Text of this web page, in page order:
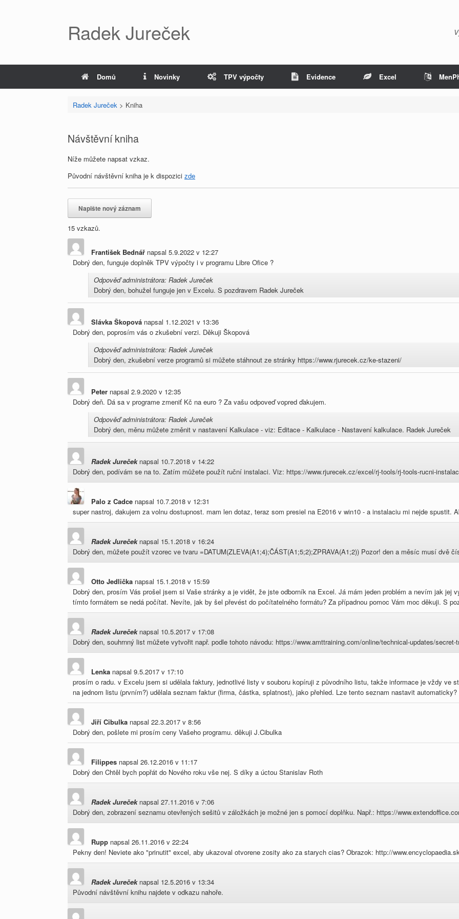
Radek Jureček
Domů Novinky TPV výpočty Evidence Excel
Radek Jureček > Kniha
Návštěvní kniha
Níže můžete napsat vzkaz.
Původní návštěvní kniha je k dispozici zde
15 vzkazů.
František Bednář napsal 5.9.2022 v 12:27
Dobrý den, funguje doplněk TPV výpočty i v programu Libre Ofice ?
Odpověď administrátora: Radek Jureček
Dobrý den, bohužel funguje jen v Excelu. S pozdravem Radek Jureček
Slávka Škopová napsal 1.12.2021 v 13:36
Dobrý den, poprosím vás o zkušební verzi. Děkuji Škopová
Odpověď administrátora: Radek Jureček
Dobrý den, zkušební verze programů si můžete stáhnout ze stránky https://www.rjurecek.cz/ke-stazeni/
Peter napsal 2.9.2020 v 12:35
Dobrý deň. Dá sa v programe zmeniť Kč na euro ? Za vašu odpoveď vopred ďakujem.
Odpověď administrátora: Radek Jureček
Dobrý den, měnu můžete změnit v nastavení Kalkulace - viz: Editace - Kalkulace - Nastavení kalkulace. Radek Jureček
Radek Jureček napsal 10.7.2018 v 14:22
Dobrý den, podívám se na to. Zatím můžete použít ruční instalaci. Viz: https://www.rjurecek.cz/excel/rj-tools/rj-tools-rucni-
Palo z Cadce napsal 10.7.2018 v 12:31
super nastroj, dakujem za volnu dostupnost. mam len dotaz, teraz som presiel na E2016 v win10 - a instalaciu mi nejde spustit.
Radek Jureček napsal 15.1.2018 v 16:24
Dobrý den, můžete použít vzorec ve tvaru =DATUM(ZLEVA(A1;4);ČÁST(A1;5;2);ZPRAVA(A1;2)) Pozor! den a měsíc musí dvě
Otto Jedlička napsal 15.1.2018 v 15:59
Dobrý den, prosím Vás prošel jsem si Vaše stránky a je vidět, že jste odborník na Excel. Já mám jeden problém a nevím jak jej
tímto formátem se nedá počítat. Nevíte, jak by šel převést do počítatelného formátu? Za případnou pomoc Vám moc děkuji. S
Radek Jureček napsal 10.5.2017 v 17:08
Dobrý den, souhrnný list můžete vytvořit např. podle tohoto návodu: https://www.amttraining.com/online/technical-updates/
Lenka napsal 9.5.2017 v 17:10
prosím o radu. v Excelu jsem si udělala faktury, jednotlivé listy v souboru kopíruji z původního listu, takže informace je vždy ve
na jednom listu (prvním?) udělala seznam faktur (firma, částka, splatnost), jako přehled. Lze tento seznam nastavit
Jiří Cibulka napsal 22.3.2017 v 8:56
Dobrý den, pošlete mi prosím ceny Vašeho programu. děkuji J.Cibulka
Filippes napsal 26.12.2016 v 11:17
Dobrý den Chtěl bych popřát do Nového roku vše nej. S díky a úctou Stanislav Roth
Radek Jureček napsal 27.11.2016 v 7:06
Dobrý den, zobrazení seznamu otevřených sešitů v záložkách je možné jen s pomocí doplňku. Např.: https://
Rupp napsal 26.11.2016 v 22:24
Pekny den! Neviete ako "prinutit" excel, aby ukazoval otvorene zosity ako za starych cias? Obrazok: http://
Radek Jureček napsal 12.5.2016 v 13:34
Původní návštěvní knihu najdete v odkazu nahoře.